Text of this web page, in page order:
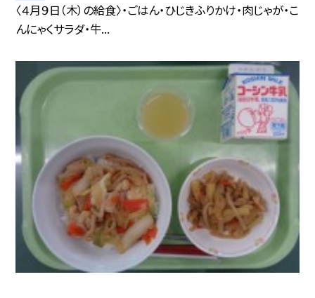
〈４月９日（木）の給食〉・ごはん・ひじきふりかけ・肉じゃが・こ
んにゃくサラダ・牛...